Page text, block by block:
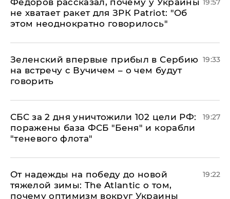
Федоров рассказал, почему у Украины
не хватает ракет для ЗРК Patriot: "Об
этом неоднократно говорилось"
19:57
Зеленский впервые прибыл в Сербию
на встречу с Вучичем – о чем будут
говорить
19:33
СБС за 2 дня уничтожили 102 цели РФ:
поражены база ФСБ "Беня" и корабли
"теневого флота"
19:27
От надежды на победу до новой
тяжелой зимы: The Atlantic о том,
почему оптимизм вокруг Украины
19:22